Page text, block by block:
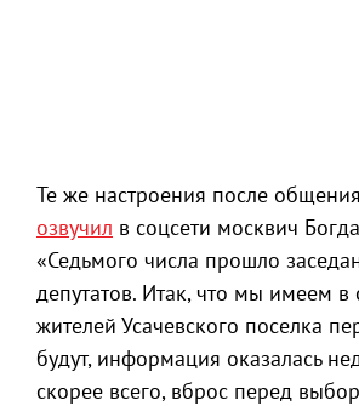
Те же настроения после
озвучил в соцсети москвич
«Седьмого числа прошло
депутатов. Итак, что мы имеем в
жителей Усачевского поселка
будут, информация оказалась
скорее всего, вброс перед